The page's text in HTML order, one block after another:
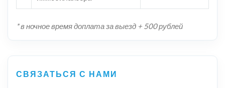
* в ночное время доплата за выезд + 500 рублей
СВЯЗАТЬСЯ С НАМИ